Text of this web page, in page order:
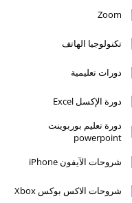
Zoom
تكنولوجيا الهاتف
دورات تعليمية
دورة الإكسل Excel
دورة تعليم بوربوينت
powerpoint
شروحات الآيفون iPhone
شروحات الاكس بوكس Xbox